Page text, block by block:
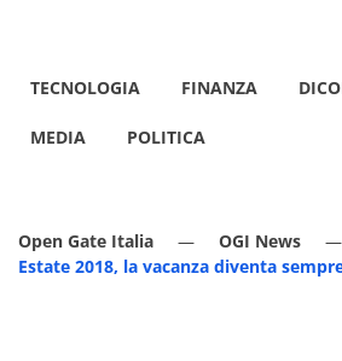
TECNOLOGIA FINANZA
MEDIA POLITICA
Open Gate Italia OGI News
Estate 2018, la vacanza diventa